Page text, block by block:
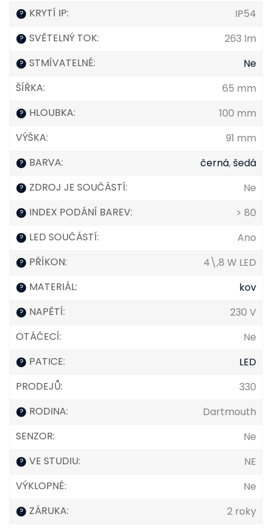
? KRYTÍ IP: IP54
? SVĚTELNÝ TOK: 263 lm
? STMÍVATELNÉ:
Ne
ŠÍŘKA: 65 mm
? HLOUBKA:
100 mm
VÝŠKA: 91 mm
? BARVA: černá,šedá
? ZDROJ JE SOUČÁSTÍ: Ne
? INDEX PODÁNÍ BAREV: > 80
? LED SOUČÁSTÍ: Ano
? PŘÍKON: 4\,8 W LED
? MATERIÁL: kov
? NAPĚTÍ:
230 V
OTÁČECÍ: Ne
? PATICE:
LED
PRODEJŮ: 330
? RODINA:
Dartmouth
SENZOR: Ne
? VE STUDIU:
NE
VÝKLOPNÉ: Ne
? ZÁRUKA:
2 roky